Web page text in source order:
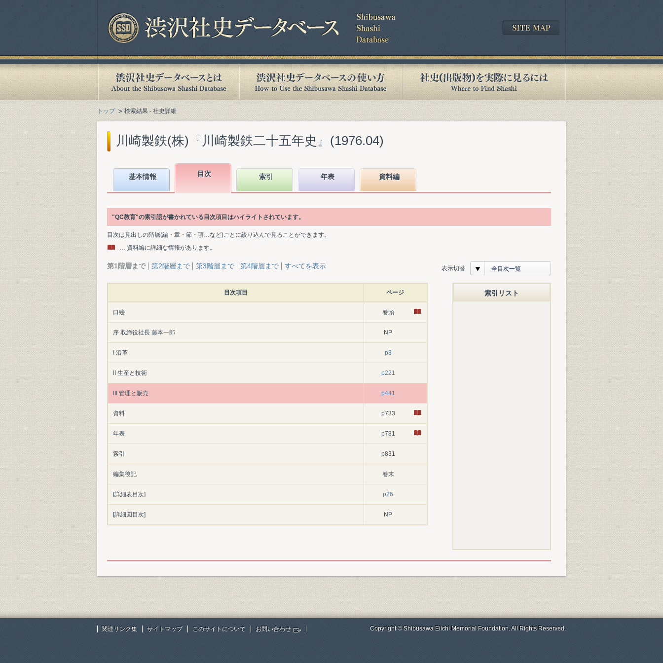
トップ 検索結果 - 社史詳細
川崎製鉄(株)『川崎製鉄二十五年史』(1976.04)
基本情報 目次 索引 年表 資料編
"QC教育"の索引語が書かれている目次項目はハイライトされています。
目次は見出しの階層(編・章・節・項…など)ごとに絞り込んで見ることができます。
… 資料編に詳細な情報があります。
第1階層まで 第2階層まで 第3階層まで 第4階層まで すべてを表示 表示切替 全目次一覧
目次項目 ページ
口絵 巻頭
序 取締役社長 藤本一郎 NP
I 沿革 p3
II 生産と技術 p221
III 管理と販売 p441
資料 p733
年表 p781
索引 p831
編集後記 巻末
[詳細表目次] p26
[詳細図目次] NP
索引リスト
関連リンク集 サイトマップ このサイトについて お問い合わせ Copyright © Shibusawa Eiichi Memorial Foundation. All Rights Reserved.